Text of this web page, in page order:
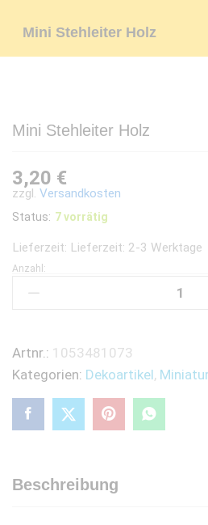
Mini Stehleiter Holz
Mini Stehleiter Holz
3,20 €
zzgl. Versandkosten
Status: 7 vorrätig
Lieferzeit: Lieferzeit: 2-3 Werktage
Mini
Stehleiter
Anzahl:
Artnr.: 1053481073
Kategorien: Dekoartikel,
Beschreibung